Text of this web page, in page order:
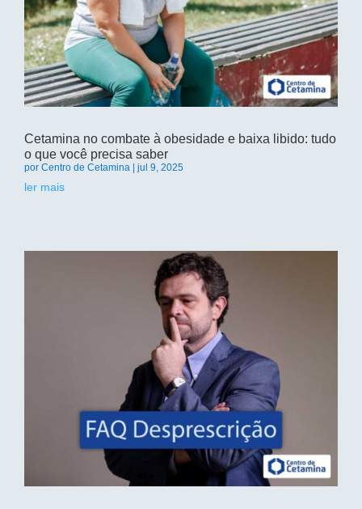
Cetamina no combate à obesidade e baixa libido: tudo
o que você precisa saber
por Centro de Cetamina jul 9, 2025
ler mais